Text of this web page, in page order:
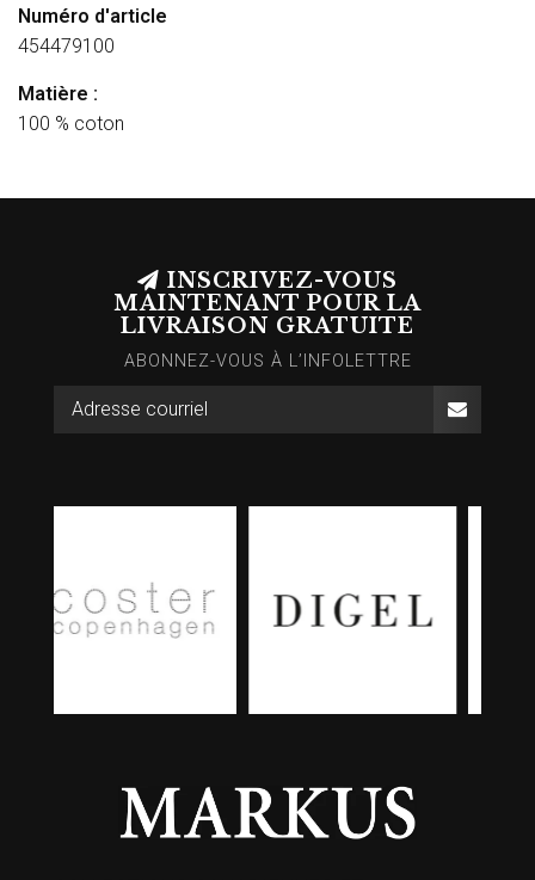
Numéro d'article
454479100
Matière :
100 % coton
INSCRIVEZ-VOUS
MAINTENANT POUR LA
LIVRAISON GRATUITE
ABONNEZ-VOUS À L’INFOLETTRE